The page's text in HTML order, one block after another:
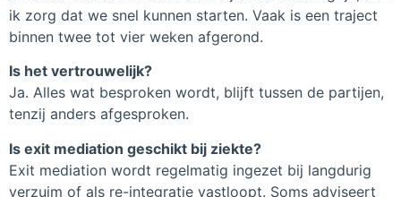
ik zorg dat we snel kunnen starten. Vaak is een traject
binnen twee tot vier weken afgerond.
Is het vertrouwelijk?
Ja. Alles wat besproken wordt, blijft tussen de partijen,
tenzij anders afgesproken.
Is exit mediation geschikt bij ziekte?
Exit mediation wordt regelmatig ingezet bij langdurig
verzuim of als re-integratie vastloopt. Soms adviseert